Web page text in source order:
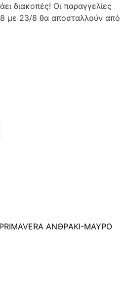
διακοπές! Οι παραγγελίες
με 23/8 θα αποσταλλούν από
ΑΝΘΡAKI-ΜΑΥΡO